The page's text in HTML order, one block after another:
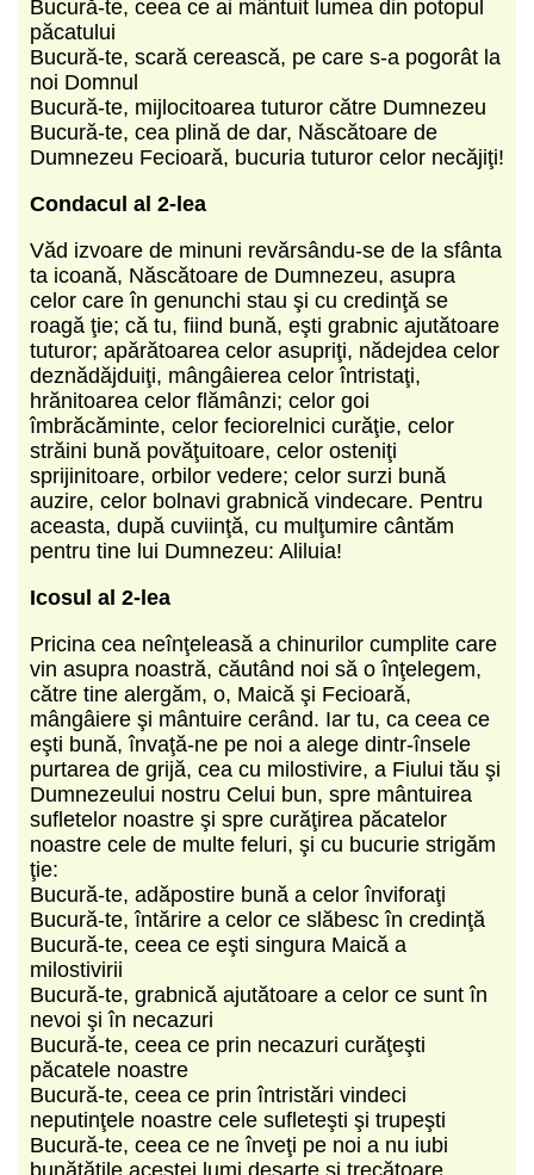
Bucură-te, ceea ce ai mântuit lumea din potopul
păcatului
Bucură-te, scară cerească, pe care s-a pogorât la
noi Domnul
Bucură-te, mijlocitoarea tuturor către Dumnezeu
Bucură-te, cea plină de dar, Născătoare de
Dumnezeu Fecioară, bucuria tuturor celor necăjiţi!
Condacul al 2-lea
Văd izvoare de minuni revărsându-se de la sfânta
ta icoană, Născătoare de Dumnezeu, asupra
celor care în genunchi stau şi cu credinţă se
roagă ţie; că tu, fiind bună, eşti grabnic ajutătoare
tuturor; apărătoarea celor asupriţi, nădejdea celor
deznădăjduiţi, mângâierea celor întristaţi,
hrănitoarea celor flămânzi; celor goi
îmbrăcăminte, celor feciorelnici curăţie, celor
străini bună povăţuitoare, celor osteniţi
sprijinitoare, orbilor vedere; celor surzi bună
auzire, celor bolnavi grabnică vindecare. Pentru
aceasta, după cuviinţă, cu mulţumire cântăm
pentru tine lui Dumnezeu: Aliluia!
Icosul al 2-lea
Pricina cea neînţeleasă a chinurilor cumplite care
vin asupra noastră, căutând noi să o înţelegem,
către tine alergăm, o, Maică şi Fecioară,
mângâiere şi mântuire cerând. Iar tu, ca ceea ce
eşti bună, învaţă-ne pe noi a alege dintr-însele
purtarea de grijă, cea cu milostivire, a Fiului tău şi
Dumnezeului nostru Celui bun, spre mântuirea
sufletelor noastre şi spre curăţirea păcatelor
noastre cele de multe feluri, şi cu bucurie strigăm
ţie:
Bucură-te, adăpostire bună a celor înviforaţi
Bucură-te, întărire a celor ce slăbesc în credinţă
Bucură-te, ceea ce eşti singura Maică a
milostivirii
Bucură-te, grabnică ajutătoare a celor ce sunt în
nevoi şi în necazuri
Bucură-te, ceea ce prin necazuri curăţeşti
păcatele noastre
Bucură-te, ceea ce prin întristări vindeci
neputinţele noastre cele sufleteşti şi trupeşti
Bucură-te, ceea ce ne înveţi pe noi a nu iubi
bunătăţile acestei lumi deşarte şi trecătoare